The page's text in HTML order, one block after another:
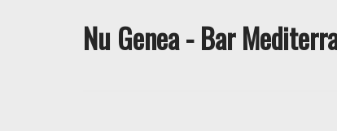
Nu Genea - Bar